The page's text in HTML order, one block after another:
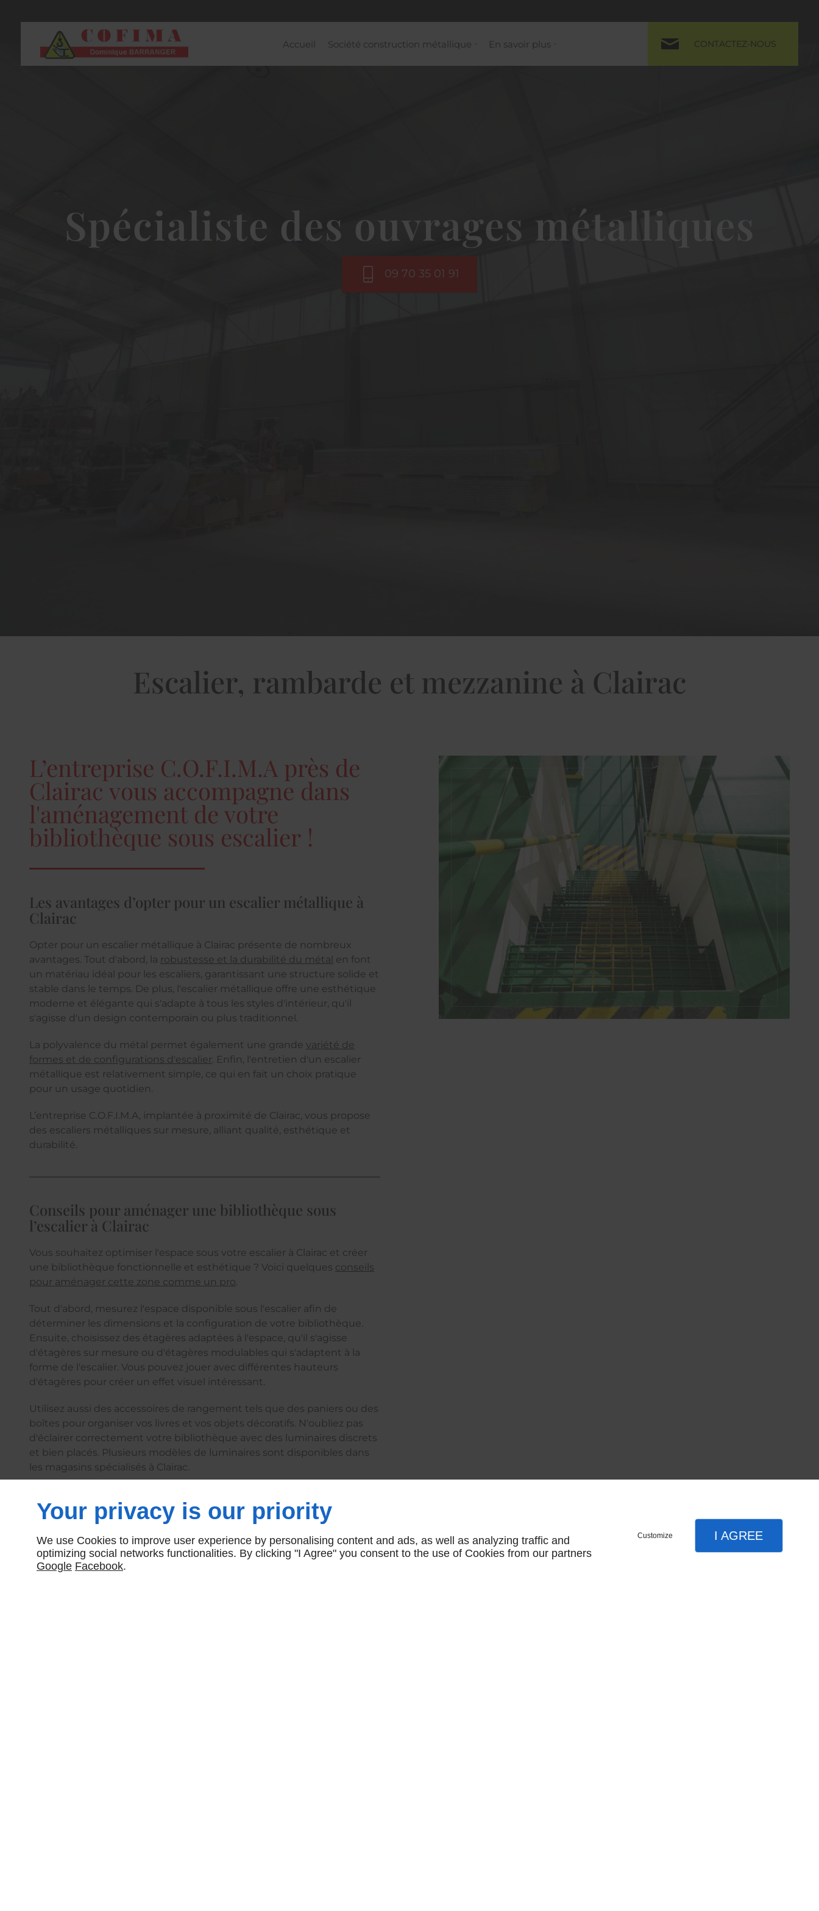
Spécialiste des ouvrages métalliques
09 70 35 01 91
Accueil Société construction métallique En savoir plus CONTACTEZ-NOUS
Escalier, rambarde et mezzanine à Clairac
L’entreprise C.O.F.I.M.A près de
Clairac vous accompagne dans
l'aménagement de votre
bibliothèque sous escalier !
Les avantages d’opter pour un escalier métallique à
Clairac
Opter pour un escalier métallique à Clairac présente de nombreux
avantages. Tout d'abord, la robustesse et la durabilité du métal en font
un matériau idéal pour les escaliers, garantissant une structure solide et
stable dans le temps. De plus, l'escalier métallique offre une esthétique
moderne et élégante qui s'adapte à tous les styles d'intérieur, qu'il
s'agisse d'un design contemporain ou plus traditionnel.
La polyvalence du métal permet également une grande variété de
formes et de configurations d'escalier. Enfin, l'entretien d'un escalier
métallique est relativement simple, ce qui en fait un choix pratique
pour un usage quotidien.
L’entreprise C.O.F.I.M.A, implantée à proximité de Clairac, vous propose
des escaliers métalliques sur mesure, alliant qualité, esthétique et
durabilité.
Conseils pour aménager une bibliothèque sous
l’escalier à Clairac
Vous souhaitez optimiser l'espace sous votre escalier à Clairac et créer
une bibliothèque fonctionnelle et esthétique ? Voici quelques conseils
pour aménager cette zone comme un pro.
Tout d'abord, mesurez l'espace disponible sous l'escalier afin de
déterminer les dimensions et la configuration de votre bibliothèque.
Ensuite, choisissez des étagères adaptées à l'espace, qu'il s'agisse
d'étagères sur mesure ou d'étagères modulables qui s'adaptent à la
forme de l'escalier. Vous pouvez jouer avec différentes hauteurs
d'étagères pour créer un effet visuel intéressant.
Utilisez aussi des accessoires de rangement tels que des paniers ou des
boîtes pour organiser vos livres et vos objets décoratifs. N'oubliez pas
d'éclairer correctement votre bibliothèque avec des luminaires discrets
et bien placés. Plusieurs modèles de luminaires sont disponibles dans
les magasins spécialisés à Clairac.
Bénéficiez d’un service d’installation d’escalier fiable à Clairac avec
l’équipe de C.O.F.I.M.A.
Your privacy is our priority
We use Cookies to improve user experience by personalising content and ads, as well as analyzing traffic and
optimizing social networks functionalities. By clicking "I Agree" you consent to the use of Cookies from our partners
Google Facebook.
Customize I AGREE